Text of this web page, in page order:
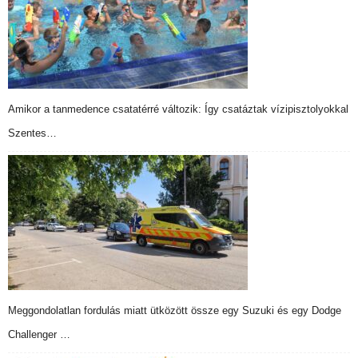
Amikor a tanmedence csatatérré változik: Így csatáztak vízipisztolyokkal
Szentes…
Meggondolatlan fordulás miatt ütközött össze egy Suzuki és egy Dodge
Challenger …